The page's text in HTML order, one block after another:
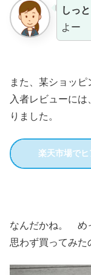
しっ
よー
また、某ショッ
入者レビューには
りました。
楽天市場で
なんだかね。 め
思わず買ってみた